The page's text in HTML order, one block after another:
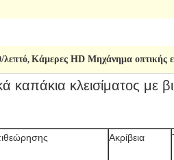
λεπτό, Κάμερες HD Μηχάνημα οπτικής
καπάκια κλεισίματος με
Ακρίβεια